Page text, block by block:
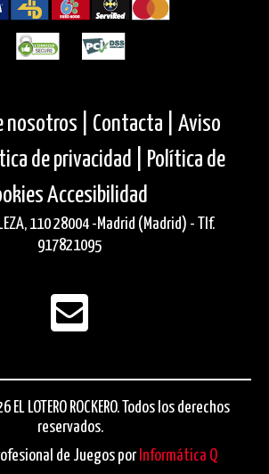
nosotros | Contacta |
Aviso
de privacidad |
Política de
Accesibilidad
110 28004 -Madrid (Madrid) - Tlf.
917821095
LOTERO ROCKERO. Todos los derechos
reservados.
de Juegos por Informática Q